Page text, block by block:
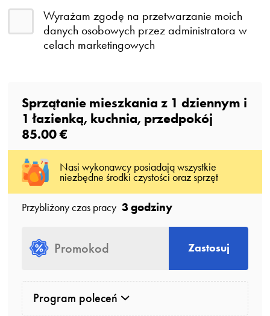
Wyrażam zgodę na przetwarzanie moich
danych osobowych przez administratora w
celach marketingowych
Sprzątanie mieszkania z 1 dziennym i
1 łazienką, kuchnia, przedpokój
85.00 €
Nasi wykonawcy posiadają wszystkie
niezbędne środki czystości oraz sprzęt
Przybliżony czas pracy 3 godziny
Zastosuj
Program poleceń